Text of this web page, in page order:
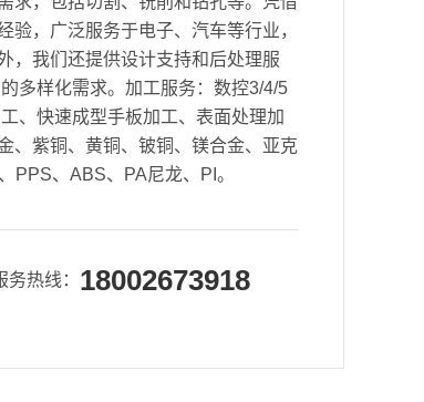
验，广泛服务于电子、汽车等行业，
，我们还提供设计支持和后处理服
多样化需求。加工服务：数控3/4/5
、快速成型手板加工、表面处理加
、紫铜、黄铜、铍铜、镁合金、亚克
PPS、ABS、PA尼龙、PI。
务热线： 18002673918